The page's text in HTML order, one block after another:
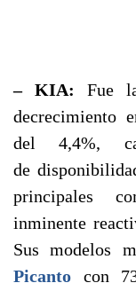
– KIA: Fue
decrecimiento
del 4,4%,
de
principales
inminente
Sus modelos
Picanto con